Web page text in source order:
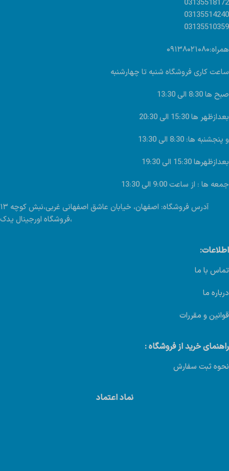
03135518172
03135514240
03135510359
همراه:۰۹۱۳۸۰۲۱۰۸۰
ساعت کاری فروشگاه شنبه تا چهارشنبه
صبح ها 8:30 الی 13:30
بعدازظهر ها 15:30 الی 20:30
و پنجشنبه ها: 8:30 الی 13:30
بعدازظهرها 15:30 الی 19:30
جمعه ها : از ساعت 9:00 الی 13:30
آدرس فروشگاه: اصفهان، خیابان عاشق اصفهانی غربی،نبش کوچه ۱۳
،فروشگاه اورجینال یدک
اطلاعات:
تماس با ما
درباره ما
قوانین و مقررات
راهنمای خرید از فروشگاه :
نحوه ثبت سفارش
نماد اعتماد